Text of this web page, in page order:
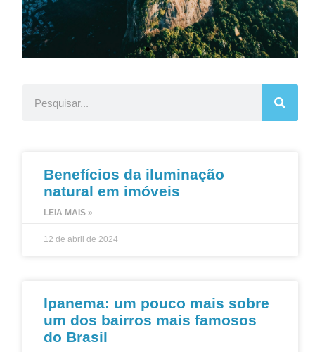
Benefícios da iluminação
natural em imóveis
LEIA MAIS »
12 de abril de 2024
Ipanema: um pouco mais sobre
um dos bairros mais famosos
do Brasil